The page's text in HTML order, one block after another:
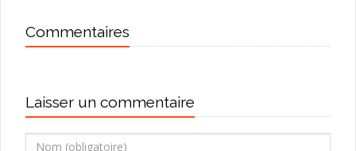
Commentaires
Laisser un commentaire